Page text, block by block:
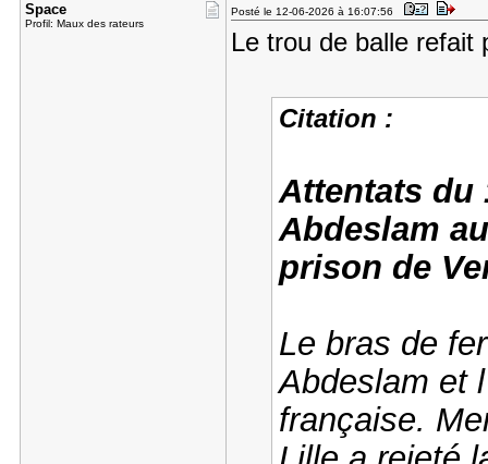
Space
Profil: Maux des rateurs
Posté le 12-06-2026 à 16:07:56
Le trou de balle
Citation :
Attentats du
Abdeslam
prison de
Le bras de
Abdeslam et
française.